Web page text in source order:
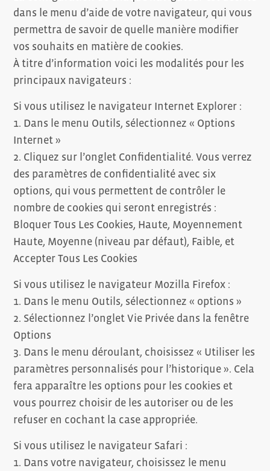
dans le menu d’aide de votre navigateur, qui vous
permettra de savoir de quelle manière modifier
vos souhaits en matière de cookies.
À titre d’information voici les modalités pour les
principaux navigateurs :
Si vous utilisez le navigateur Internet Explorer :
1. Dans le menu Outils, sélectionnez « Options
Internet »
2. Cliquez sur l’onglet Confidentialité. Vous verrez
des paramètres de confidentialité avec six
options, qui vous permettent de contrôler le
nombre de cookies qui seront enregistrés :
Bloquer Tous Les Cookies, Haute, Moyennement
Haute, Moyenne (niveau par défaut), Faible, et
Accepter Tous Les Cookies
Si vous utilisez le navigateur Mozilla Firefox :
1. Dans le menu Outils, sélectionnez « options »
2. Sélectionnez l’onglet Vie Privée dans la fenêtre
Options
3. Dans le menu déroulant, choisissez « Utiliser les
paramètres personnalisés pour l’historique ». Cela
fera apparaître les options pour les cookies et
vous pourrez choisir de les autoriser ou de les
refuser en cochant la case appropriée.
Si vous utilisez le navigateur Safari :
1. Dans votre navigateur, choisissez le menu